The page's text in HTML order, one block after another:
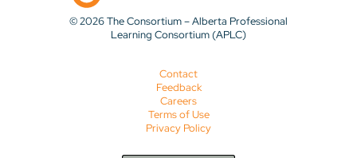
© 2026 The Consortium – Alberta Professional
Learning Consortium (APLC)
Contact
Feedback
Careers
Terms of Use
Privacy Policy